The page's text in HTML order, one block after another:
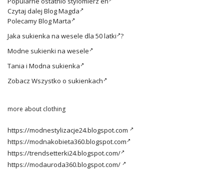
Czytaj dalej Blog Magda
PolecamyBlog Marta
Jaka sukienka na wesele dla 50 latki ?
Modne sukienki na wesele
Tania i Modna sukienka
Zobacz Wszystko o sukienkach
more about clothing
https://modnestylizacje24.blogspot.com
https://modnakobieta360.blogspot.com
https://trendsetterki24.blogspot.com/
https://modauroda360.blogspot.com/